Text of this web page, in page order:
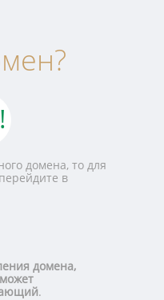
домена, то для
в
домена,
.